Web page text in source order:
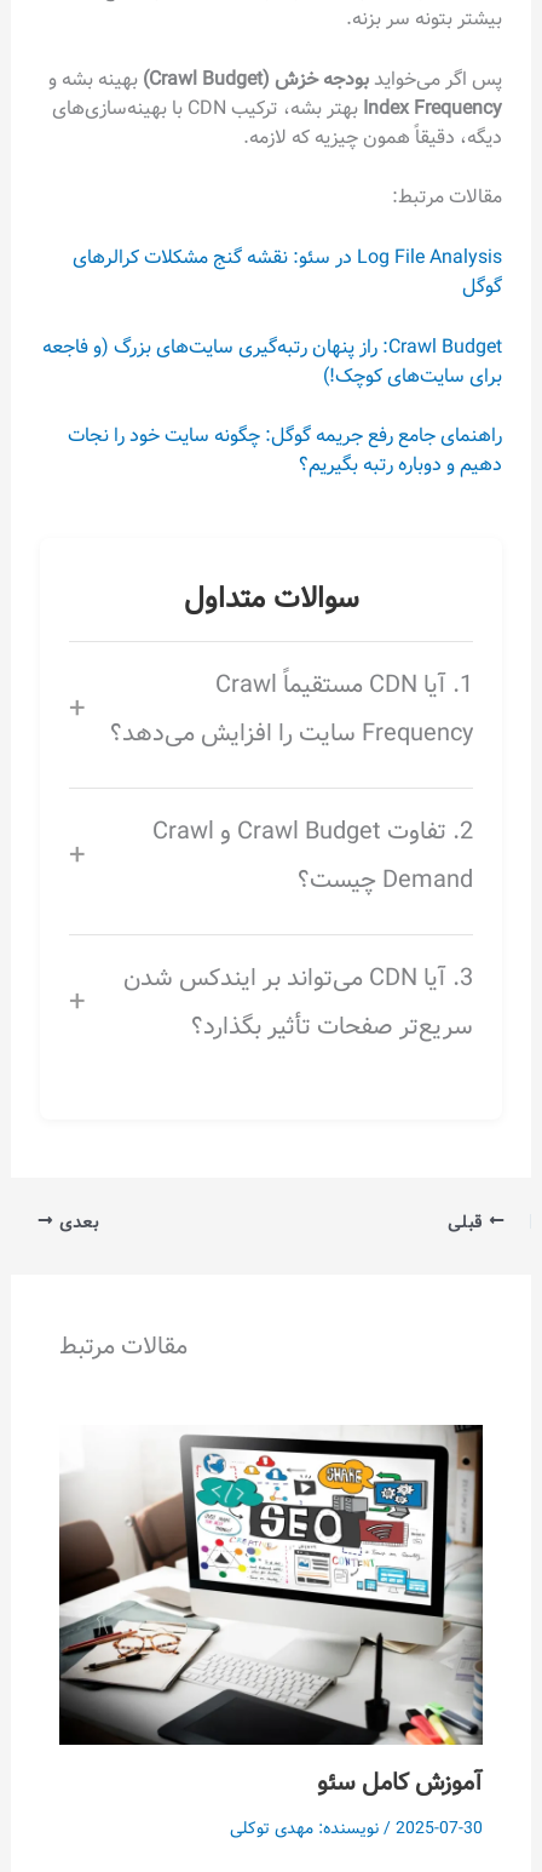
بیشتر بتونه سر بزنه.
پس اگر می‌خواید بودجه خزش (Crawl Budget)
بهینه بشه و
Index Frequency
بهتر بشه، ترکیب CDN با بهینه‌سازی‌های
دیگه، دقیقاً همون چیزیه که لازمه.
مقالات مرتبط:
Log File Analysis در سئو: نقشه گنج مشکلات کرالرهای
گوگل
Crawl Budget: راز پنهان رتبه‌گیری سایت‌های بزرگ (و فاجعه
برای سایت‌های کوچک!)
راهنمای جامع رفع جریمه گوگل: چگونه سایت خود را نجات
دهیم و دوباره رتبه بگیریم؟
سوالات متداول
1. آیا CDN مستقیماً Crawl
Frequency سایت را افزایش می‌دهد؟
+
2. تفاوت Crawl Budget و Crawl
Demand چیست؟
+
3. آیا CDN می‌تواند بر ایندکس شدن
سریع‌تر صفحات تأثیر بگذارد؟
+
قبلی بعدی
مقالات مرتبط
آموزش کامل سئو
2025-07-30/ نویسنده: مهدی توکلی